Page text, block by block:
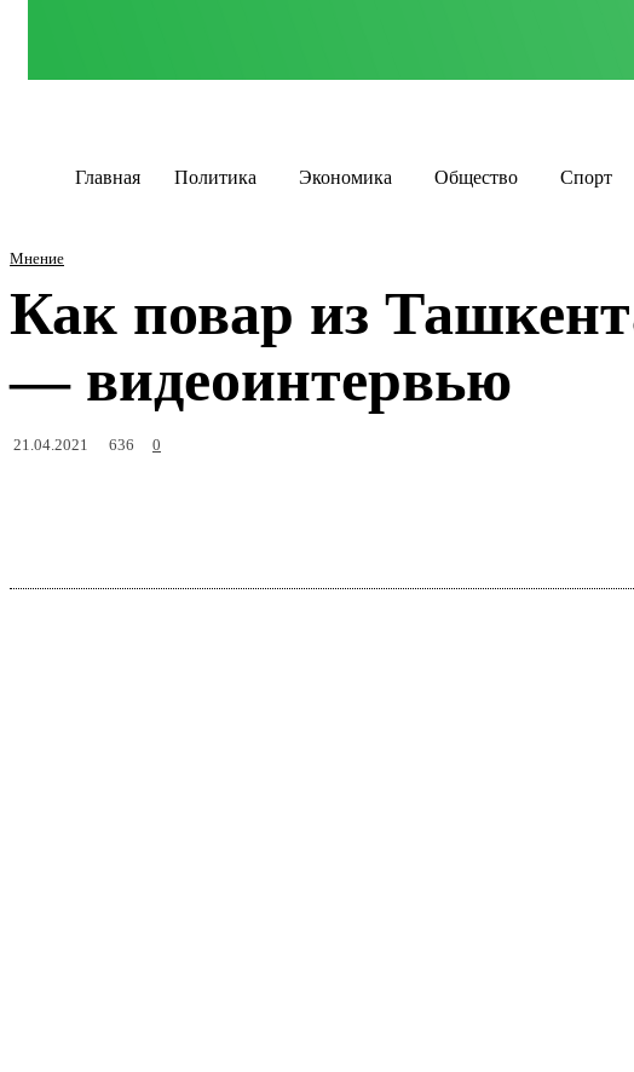
Главная Политика Экономика Общество Спорт
Мнение
Как повар из
— видеоинтервью
21.04.2021 636 0